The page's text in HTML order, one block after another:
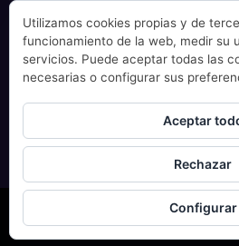
Energía
energy
Eolica
Factura
Gas
gatgets
Solar
Newscrunch - Revista y blogWordPress
Utilizamos cookies propias y de
funcionamiento de la web, medir su
servicios. Puede aceptar todas las
necesarias o configurar sus
Aceptar
Rechazar
Configurar